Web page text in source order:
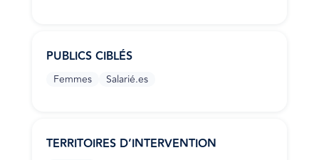
PUBLICS CIBLÉS
Femmes Salarié.es
TERRITOIRES D’INTERVENTION